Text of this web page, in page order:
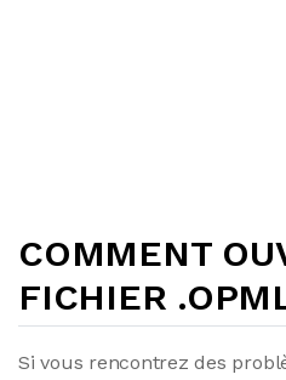
COMMENT
FICHIER
Si vous rencontrez des